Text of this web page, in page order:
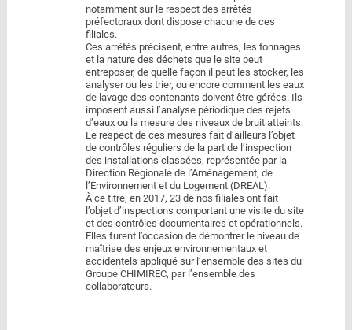
notamment sur le respect des arrêtés
préfectoraux dont dispose chacune de ces
filiales.
Ces arrêtés précisent, entre autres, les tonnages
et la nature des déchets que le site peut
entreposer, de quelle façon il peut les stocker, les
analyser ou les trier, ou encore comment les eaux
de lavage des contenants doivent être gérées. Ils
imposent aussi l’analyse périodique des rejets
d’eaux ou la mesure des niveaux de bruit atteints.
Le respect de ces mesures fait d’ailleurs l’objet
de contrôles réguliers de la part de l’inspection
des installations classées, représentée par la
Direction Régionale de l’Aménagement, de
l’Environnement et du Logement (DREAL).
À ce titre, en 2017, 23 de nos filiales ont fait
l’objet d’inspections comportant une visite du site
et des contrôles documentaires et opérationnels.
Elles furent l’occasion de démontrer le niveau de
maîtrise des enjeux environnementaux et
accidentels appliqué sur l’ensemble des sites du
Groupe CHIMIREC, par l’ensemble des
collaborateurs.